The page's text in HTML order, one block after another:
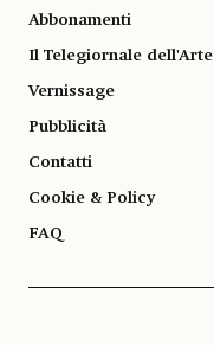
Abbonamenti
Il Telegiornale dell'Arte
Vernissage
Pubblicità
Contatti
Cookie & Policy
FAQ